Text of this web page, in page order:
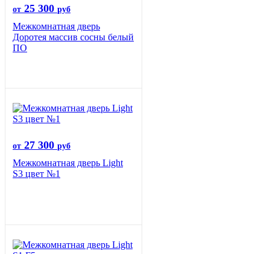
от 25 300 руб
Межкомнатная дверь
Доротея массив сосны белый
ПО
от 27 300 руб
Межкомнатная дверь Light
S3 цвет №1